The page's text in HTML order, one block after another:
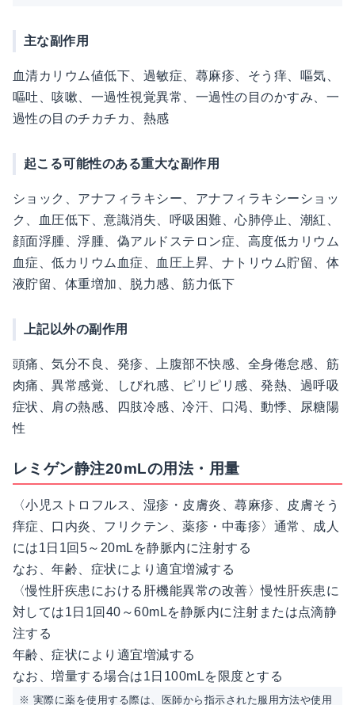
主な副作用
血清カリウム値低下、過敏症、蕁麻疹、そう痒、嘔気、
嘔吐、咳嗽、一過性視覚異常、一過性の目のかすみ、一
過性の目のチカチカ、熱感
起こる可能性のある重大な副作用
ショック、アナフィラキシー、アナフィラキシーショッ
ク、血圧低下、意識消失、呼吸困難、心肺停止、潮紅、
顔面浮腫、浮腫、偽アルドステロン症、高度低カリウム
血症、低カリウム血症、血圧上昇、ナトリウム貯留、体
液貯留、体重増加、脱力感、筋力低下
上記以外の副作用
頭痛、気分不良、発疹、上腹部不快感、全身倦怠感、筋
肉痛、異常感覚、しびれ感、ピリピリ感、発熱、過呼吸
症状、肩の熱感、四肢冷感、冷汗、口渇、動悸、尿糖陽
性
レミゲン静注20mLの用法・用量
〈小児ストロフルス、湿疹・皮膚炎、蕁麻疹、皮膚そう
痒症、口内炎、フリクテン、薬疹・中毒疹〉通常、成人
には1日1回5～20mLを静脈内に注射する
なお、年齢、症状により適宜増減する
〈慢性肝疾患における肝機能異常の改善〉慢性肝疾患に
対しては1日1回40～60mLを静脈内に注射または点滴静
注する
年齢、症状により適宜増減する
なお、増量する場合は1日100mLを限度とする
※ 実際に薬を使用する際は、医師から指示された服用方法や使用